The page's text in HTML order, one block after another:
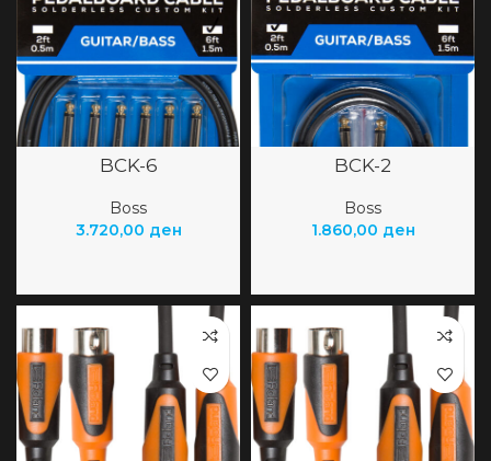
BCK-6
Boss
3.720,00 ден
BCK-2
Boss
1.860,00 ден